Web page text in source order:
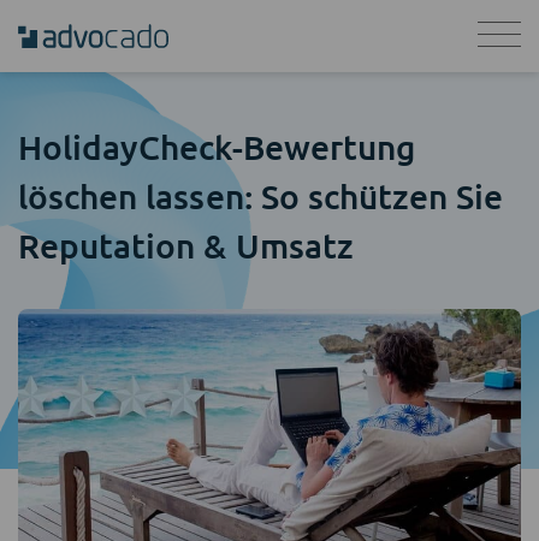
HolidayCheck-Bewertung
löschen lassen: So schützen Sie
Reputation & Umsatz